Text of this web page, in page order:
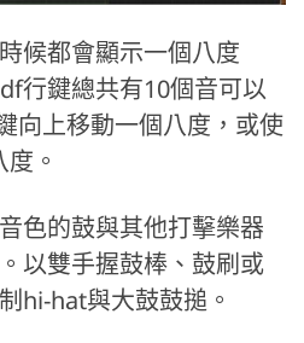
候都會顯示一個八度
行鍵總共有10個音可以
向上移動一個八度，或使
。
色的鼓與其他打擊樂器
以雙手握鼓棒、鼓刷或
hi-hat與大鼓鼓搥。